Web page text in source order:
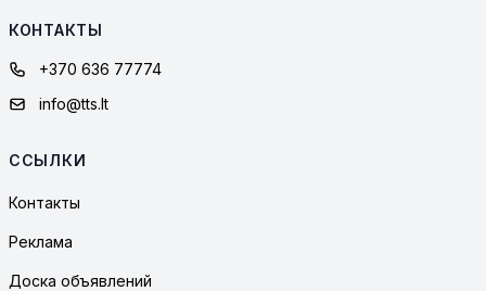
КОНТАКТЫ
+370 636 77774
info@tts.lt
ССЫЛКИ
Контакты
Реклама
Доска объявлений